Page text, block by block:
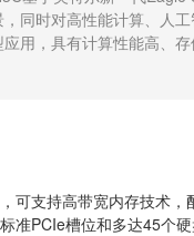
同时对高性能计算、人
用，具有计算性能高、
可支持高带宽内存技术
准PCIe槽位和多达45个